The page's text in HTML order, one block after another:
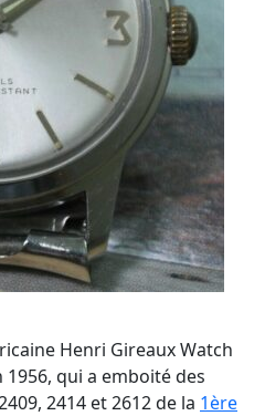
Henri Gireaux Watch
1956, qui a emboité des
2414 et 2612 de la 1ère